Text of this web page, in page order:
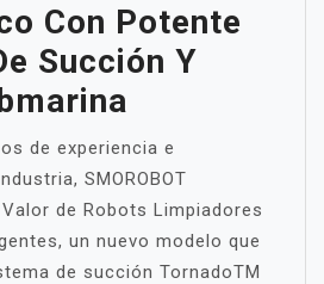
Con Potente
Succión Y
de experiencia e
SMOROBOT
de Robots Limpiadores
un nuevo modelo que
de succión TornadoTM